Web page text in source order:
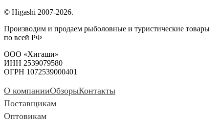
© Higashi 2007-2026.
Производим и продаем рыболовные и туристические товары
по всей РФ
ООО «Хигаши»
ИНН 2539079580
ОГРН 1072539000401
О компанииОбзорыКонтакты
Поставщикам
Оптовикам